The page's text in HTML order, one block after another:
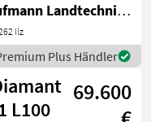
Kaufmann Landtechnik GmbH
Ilz
Plus Händler
L100
69.600